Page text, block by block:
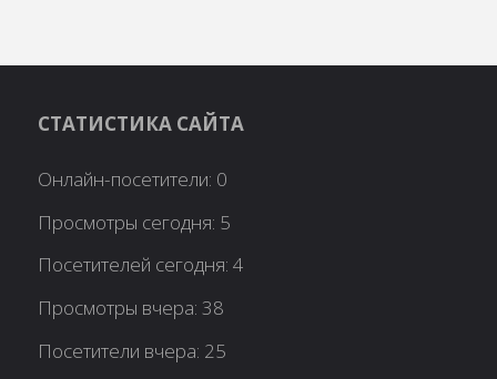
СТАТИСТИКА САЙТА
Онлайн-посетители: 0
Просмотры сегодня: 5
Посетителей сегодня:4
Просмотры вчера:38
Посетители вчера: 25